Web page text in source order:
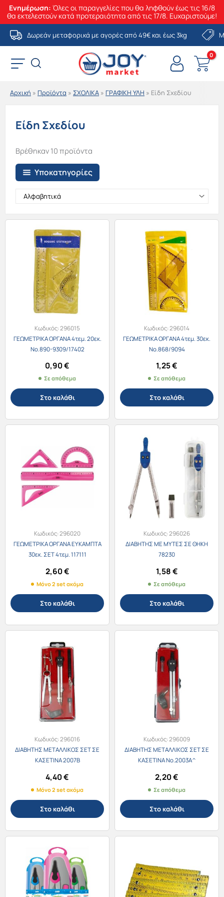
Ενημέρωση: Όλες οι παραγγελίες που θα ληφθούν έως τις 16/8
θα εκτελεστούν κατά προτεραιότητα από τις 17/8. Ευχαριστούμε!
Μετάβαση
στο
περιεχόμενο
Δωρεάν μεταφορικά με αγορές από 49€ και έως 3kg
Αρχική » Προϊόντα » ΣΧΟΛΙΚΑ » ΓΡΑΦΙΚΗ ΥΛΗ » Είδη Σχεδίου
Είδη Σχεδίου
Υποκατηγορίες
Βρέθηκαν 10 προϊόντα
Κωδικός:296015
ΓΕΩΜΕΤΡΙΚΑ ΟΡΓΑΝΑ 4τεμ. 20εκ.
Νο.890-9309/17402
0,90€
Σε απόθεμα
Στο καλάθι
Κωδικός:296014
ΓΕΩΜΕΤΡΙΚΑ ΟΡΓΑΝΑ 4τεμ. 30εκ.
Νο.868/9094
1,25€
Σε απόθεμα
Στο καλάθι
Κωδικός:296020
ΓΕΩΜΕΤΡΙΚΑ ΟΡΓΑΝΑ ΕΥΚΑΜΠΤΑ
30εκ. ΣΕΤ 4τεμ. 117111
2,60€
Μόνο 2 set ακόμα
Στο καλάθι
Κωδικός:296026
ΔΙΑΒΗΤΗΣ ΜΕ ΜΥΤΕΣ ΣΕ ΘΗΚΗ
78230
1,58€
Σε απόθεμα
Στο καλάθι
Κωδικός:296016
ΔΙΑΒΗΤΗΣ ΜΕΤΑΛΛΙΚΟΣ ΣΕΤ ΣΕ
ΚΑΣΕΤΙΝΑ 2007Β
4,40€
Μόνο 2 set ακόμα
Στο καλάθι
Κωδικός:296009
ΔΙΑΒΗΤΗΣ ΜΕΤΑΛΛΙΚΟΣ ΣΕΤ ΣΕ
ΚΑΣΕΤΙΝΑ Νο.2003Α^
2,20€
Σε απόθεμα
Στο καλάθι